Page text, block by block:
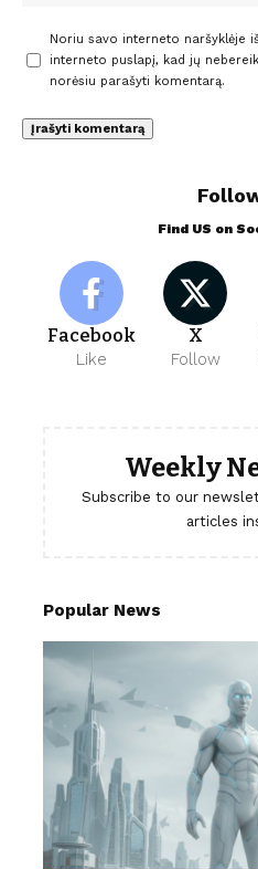
Noriu savo interneto naršyklėje
interneto puslapį, kad jų
norėsiu parašyti komentarą.
Find US on
Facebook
Like
X
Follow
Weekly
Subscribe to our
articles
Popular News